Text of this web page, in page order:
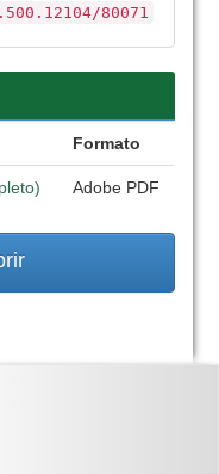
80071
Formato
Adobe PDF